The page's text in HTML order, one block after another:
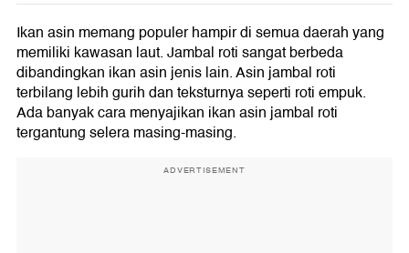
Ikan asin memang populer hampir di semua daerah yang
memiliki kawasan laut. Jambal roti sangat berbeda
dibandingkan ikan asin jenis lain. Asin jambal roti
terbilang lebih gurih dan teksturnya seperti roti empuk.
Ada banyak cara menyajikan ikan asin jambal roti
tergantung selera masing-masing.
ADVERTISEMENT